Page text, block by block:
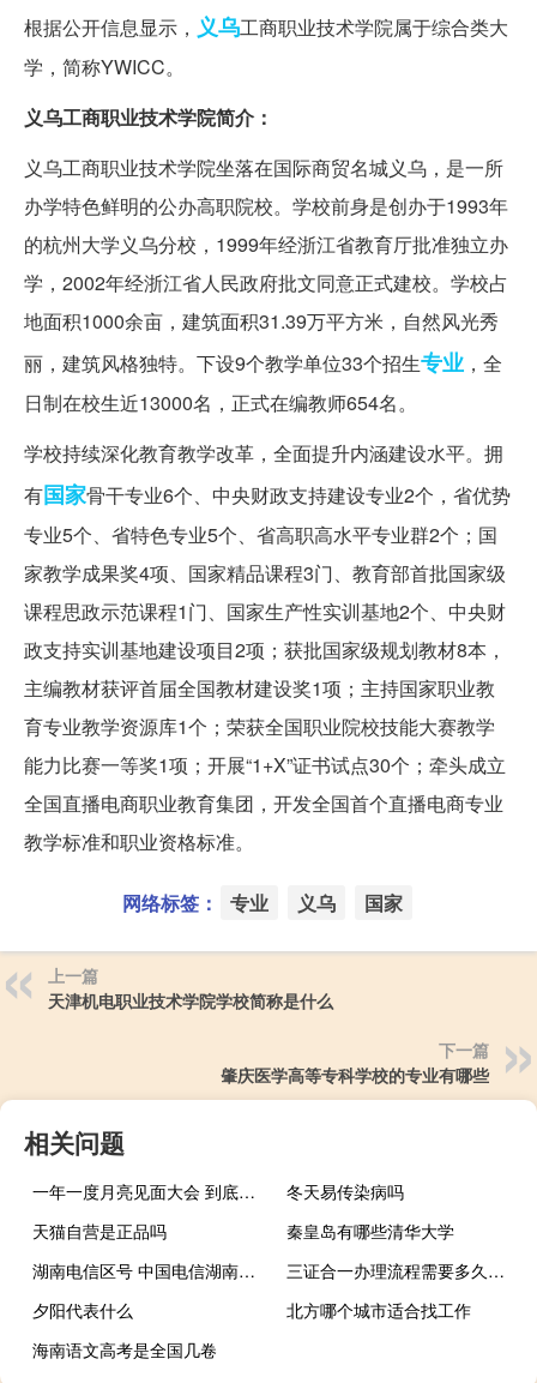
根据公开信息显示， 义乌工商职业技术学院属于综合类大
学，简称YWICC。
义乌工商职业技术学院简介：
义乌工商职业技术学院坐落在国际商贸名城义乌，是一所
办学特色鲜明的公办高职院校。学校前身是创办于1993年
的杭州大学义乌分校，1999年经浙江省教育厅批准独立办
学，2002年经浙江省人民政府批文同意正式建校。学校占
地面积1000余亩，建筑面积31.39万平方米，自然风光秀
丽，建筑风格独特。下设9个教学单位33个招生专业 ，全
日制在校生近13000名，正式在编教师654名。
学校持续深化教育教学改革，全面提升内涵建设水平。拥
有国家骨干专业6个、中央财政支持建设专业2个，省优势
专业5个、省特色专业5个、省高职高水平专业群2个；国
家教学成果奖4项、国家精品课程3门、教育部首批国家级
课程思政示范课程1门、国家生产性实训基地2个、中央财
政支持实训基地建设项目2项；获批国家级规划教材8本，
主编教材获评首届全国教材建设奖1项；主持国家职业教
育专业教学资源库1个；荣获全国职业院校技能大赛教学
能力比赛一等奖1项；开展“1+X”证书试点30个；牵头成立
全国直播电商职业教育集团，开发全国首个直播电商专业
教学标准和职业资格标准。
网络标签： 专业 义乌 国家
上一篇
天津机电职业技术学院学校简称是什么
下一篇
肇庆医学高等专科学校的专业有哪些
相关问题
一年一度月亮见面大会 到底什么情况嘞
冬天易传染病吗
天猫自营是正品吗
秦皇岛有哪些清华大学
湖南电信区号 中国电信湖南网上营业厅
三证合一办理流程需要多久（三证合一办理流程）
夕阳代表什么
北方哪个城市适合找工作
海南语文高考是全国几卷